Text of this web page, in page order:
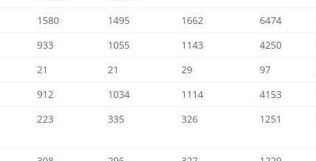
1580 1495 1662 6474
933 1055 1143 4250
21 21 29 97
912 1034 1114 4153
223 335 326 1251